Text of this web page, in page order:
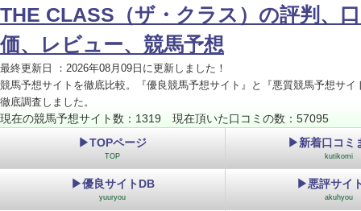
THE CLASS（ザ・クラス）の評判、
価、レビュー、競馬予想
最終更新日 ：2026年08月09日に更新しました！
競馬予想サイトを徹底比較。『優良競馬予想サイト』と『悪質競馬予想サイ
徹底調査しました。
現在の競馬予想サイト数：1319 現在頂いた口コミの数：57095
▶TOPページ
TOP
▶新着口コミ
kutikomi
▶優良サイトDB
yuuryou
▶悪評サイ
akuhyou